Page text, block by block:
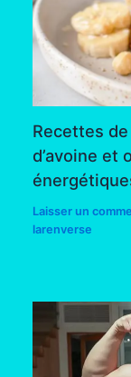
Recettes
d’avoine et
Laisser un
larenverse